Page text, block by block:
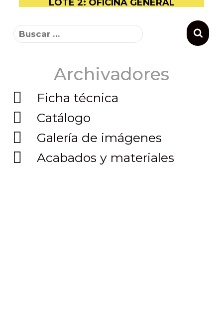
LOTE 2: OFICINA GENERAL
Archivadores
Ficha técnica
Catálogo
Galería de imágenes
Acabados y materiales